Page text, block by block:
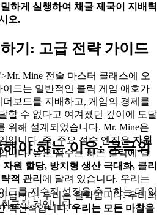
하게 실행하여 채굴 제국이 지배력
오.
기: 고급 전략 가이드
Mine 전술 마스터 클래스에 오
이드는 일반적인 클릭 게임 애호가
더보드를 지배하고, 게임의 경제를
할 수 없다고 여겨졌던 깊이에 도달
위해 설계되었습니다. Mr. Mine은
입니다. 즉, 주요 점수 엔진은자원
니다. 높은 점수는 빠른 클릭에 달
자원 할당, 방치형 생산 극대화, 클리
적 관리 에 달려 있습니다. 우리는
드를 지수적 성장을 추구하는 데 있
급할 것입니다.
야 하는 이유: 궁극의
닙니다. 우리는 철학입니다. 우리의
혁신적입니다.우리는 모든 마찰을